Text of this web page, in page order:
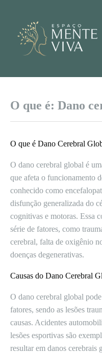
conteúdo
O que é: Dano
O que é Dano Cerebral
O dano cerebral global é
que afeta o funcionamento
conhecido como
disfunção generalizada do
cognitivas e motoras. Essa
série de fatores, como
cerebral, falta de oxigênio
doenças degenerativas.
Causas do Dano Cerebral
O dano cerebral global
fatores, sendo as lesões
causas. Acidentes
lesões esportivas são
resultar em danos cerebrais